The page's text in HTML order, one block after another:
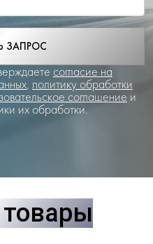
ЗАПРОС
согласие на
, политику обработки
соглашение и
их обработки.